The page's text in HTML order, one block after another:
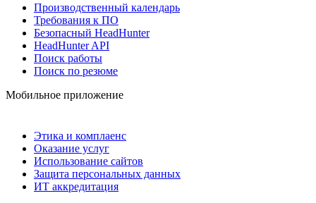
Производственный календарь
Требования к ПО
Безопасный HeadHunter
HeadHunter API
Поиск работы
Поиск по резюме
Мобильное приложение
Этика и комплаенс
Оказание услуг
Использование сайтов
Защита персональных данных
ИТ аккредитация